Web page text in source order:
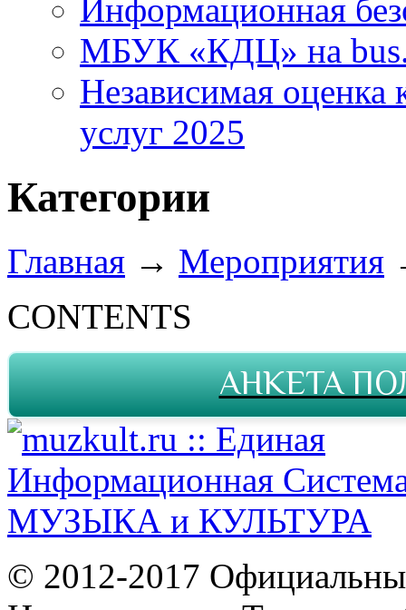
Информационная
МБУК «КДЦ» на
Независимая оценка
услуг 2025
Категории
Главная → Мероприятия
CONTENTS
АНКЕТА
© 2012-2017